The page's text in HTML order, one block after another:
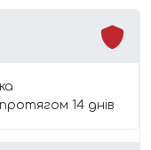
14 днів